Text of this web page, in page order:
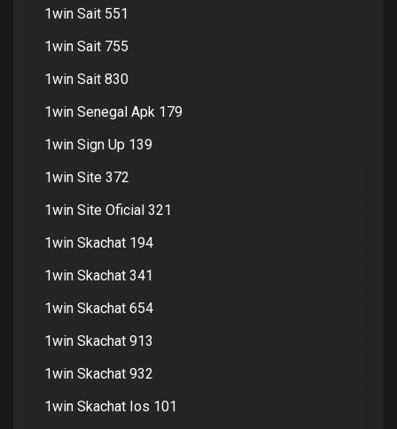
1win Sait 551
1win Sait 755
1win Sait 830
1win Senegal Apk 179
1win Sign Up 139
1win Site 372
1win Site Oficial 321
1win Skachat 194
1win Skachat 341
1win Skachat 654
1win Skachat 913
1win Skachat 932
1win Skachat Ios 101